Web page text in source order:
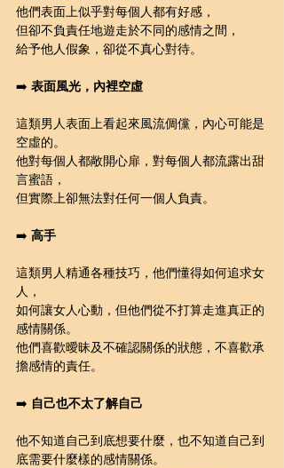
他們表面上似乎對每個人都有好感，
但卻不負責任地遊走於不同的感情之間，
給予他人假象，卻從不真心對待。
➡️ 表面風光，內裡空虛
這類男人表面上看起來風流倜儻，內心可能是
空虛的。
他對每個人都敞開心扉，對每個人都流露出甜
言蜜語，
但實際上卻無法對任何一個人負責。
➡️ 高手
這類男人精通各種技巧，他們懂得如何追求女
人，
如何讓女人心動，但他們從不打算走進真正的
感情關係。
他們喜歡曖昧及不確認關係的狀態，不喜歡承
擔感情的責任。
➡️ 自己也不太了解自己
他不知道自己到底想要什麼，也不知道自己到
底需要什麼樣的感情關係。